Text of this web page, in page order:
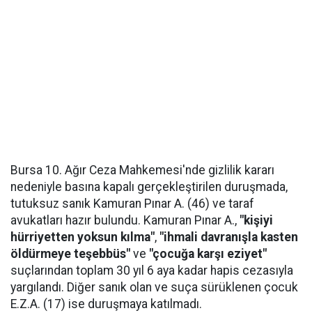
Bursa 10. Ağır Ceza Mahkemesi'nde gizlilik kararı
nedeniyle basına kapalı gerçekleştirilen duruşmada,
tutuksuz sanık Kamuran Pınar A. (46) ve taraf
avukatları hazır bulundu. Kamuran Pınar A., "kişiyi
hürriyetten yoksun kılma", "ihmali davranışla kasten
öldürmeye teşebbüs" ve "çocuğa karşı eziyet"
suçlarından toplam 30 yıl 6 aya kadar hapis cezasıyla
yargılandı. Diğer sanık olan ve suça sürüklenen çocuk
E.Z.A. (17) ise duruşmaya katılmadı.